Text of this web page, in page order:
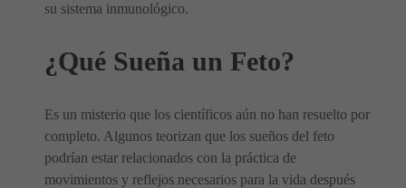
su sistema inmunológico.
¿Qué Sueña un Feto?
Es un misterio que los científicos aún no han resuelto por
completo. Algunos teorizan que los sueños del feto
podrían estar relacionados con la práctica de
movimientos y reflejos necesarios para la vida después